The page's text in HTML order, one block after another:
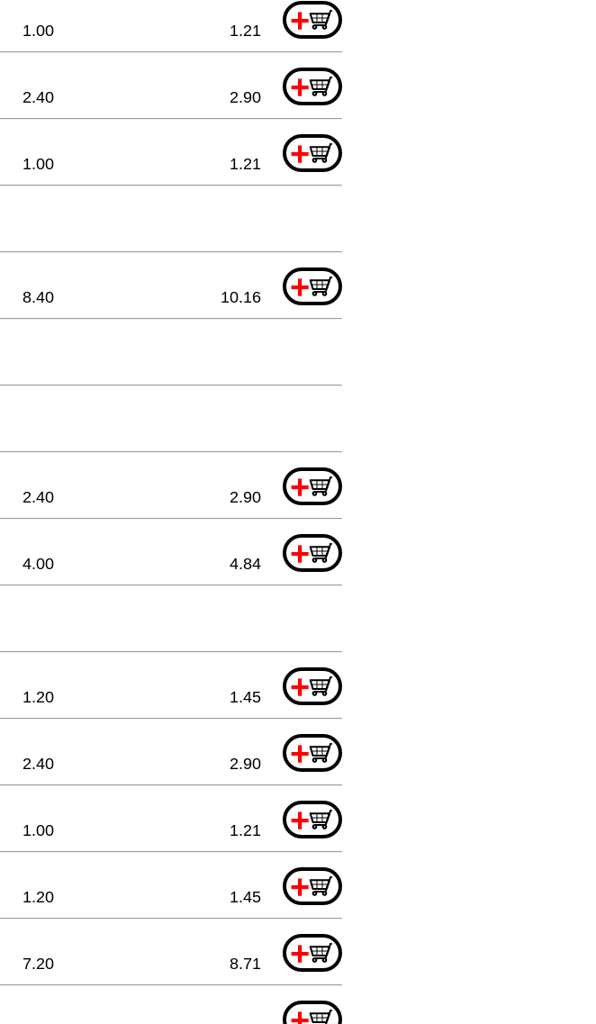
+
1.00 1.21
+
2.40 2.90
+
1.00 1.21
+
8.40 10.16
+
2.40 2.90
+
4.00 4.84
+
1.20 1.45
+
2.40 2.90
+
1.00 1.21
+
1.20 1.45
+
7.20 8.71